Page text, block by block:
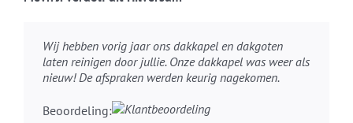
Wij hebben vorig jaar ons dakkapel en dakgoten
laten reinigen door jullie. Onze dakkapel was weer als
nieuw! De afspraken werden keurig nagekomen.
Beoordeling: